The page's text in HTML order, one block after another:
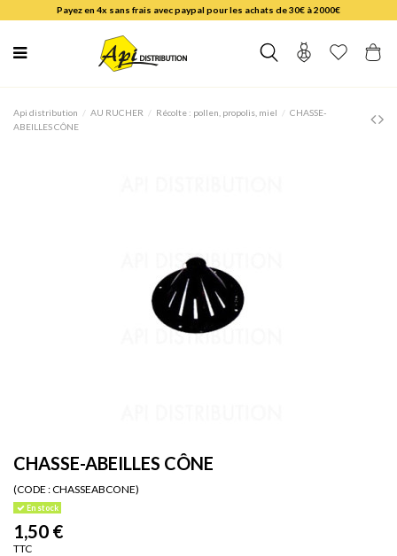
Payez en 4x sans frais avec paypal pour les achats de 30€ à 2000€
Api distribution AU RUCHER Récolte : pollen, propolis, miel
CHASSE-
ABEILLES CÔNE
CHASSE-ABEILLES CÔNE
(CODE :CHASSEABCONE)
En stock
1,50 €
TTC